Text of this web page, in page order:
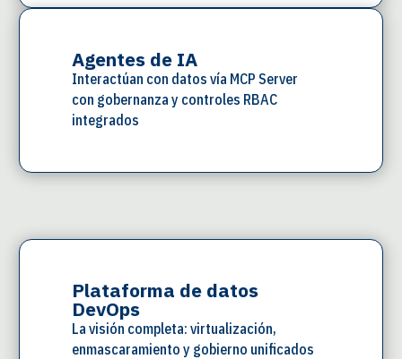
Agentes de IA
Interactúan con datos vía MCP Server
con gobernanza y controles RBAC
integrados
Completa el ecosistema
Plataforma de datos
DevOps
La visión completa: virtualización,
enmascaramiento y gobierno unificados